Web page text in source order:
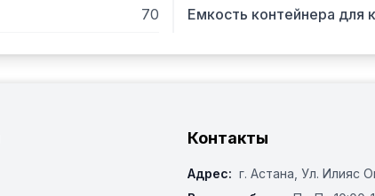
• 	Лоток для отходов: 30 порций.
• 	Замок на бункерах: да.
70 Емкость контейнера для
Контакты
Адрес: г. Астана, ​Ул. Илияс